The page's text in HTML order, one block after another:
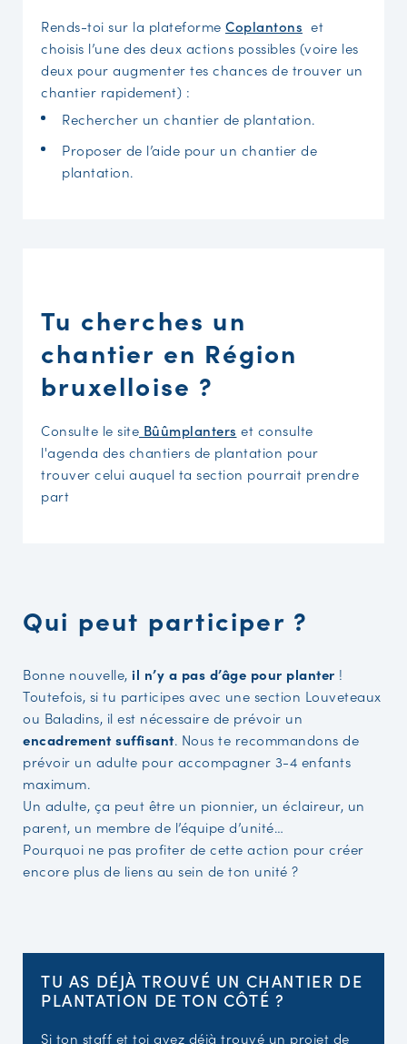
Rends-toi sur la plateforme Coplantons et
choisis l’une des deux actions possibles (voire les
deux pour augmenter tes chances de trouver un
chantier rapidement) :
Rechercher un chantier de plantation.
Proposer de l’aide pour un chantier de
plantation.
Tu cherches un
chantier en Région
bruxelloise ?
Consulte le site Bûûmplanters et consulte
l'agenda des chantiers de plantation pour
trouver celui auquel ta section pourrait prendre
part
Qui peut participer ?
Bonne nouvelle, il n’y a pas d’âge pour planter !
Toutefois, si tu participes avec une section Louveteaux
ou Baladins, il est nécessaire de prévoir un
encadrement suffisant. Nous te recommandons de
prévoir un adulte pour accompagner 3-4 enfants
maximum.
Un adulte, ça peut être un pionnier, un éclaireur, un
parent, un membre de l’équipe d’unité…
Pourquoi ne pas profiter de cette action pour créer
encore plus de liens au sein de ton unité ?
TU AS DÉJÀ TROUVÉ UN CHANTIER DE
PLANTATION DE TON CÔTÉ ?
Si ton staff et toi avez déjà trouvé un projet de